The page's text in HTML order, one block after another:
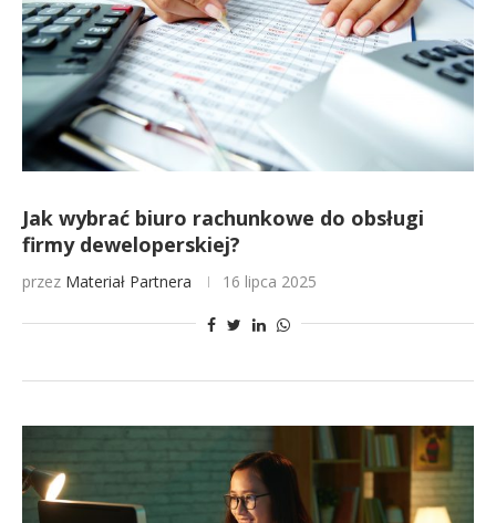
Jak wybrać biuro rachunkowe do obsługi
firmy deweloperskiej?
przez Materiał Partnera 16 lipca 2025